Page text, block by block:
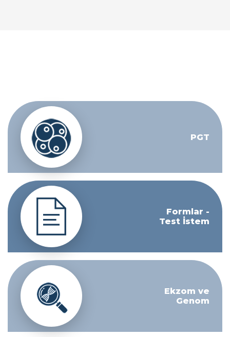
PGT
Formlar -
Test İstem
Ekzom ve
Genom